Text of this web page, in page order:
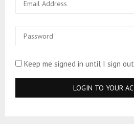
Keep me signed in until I sign out